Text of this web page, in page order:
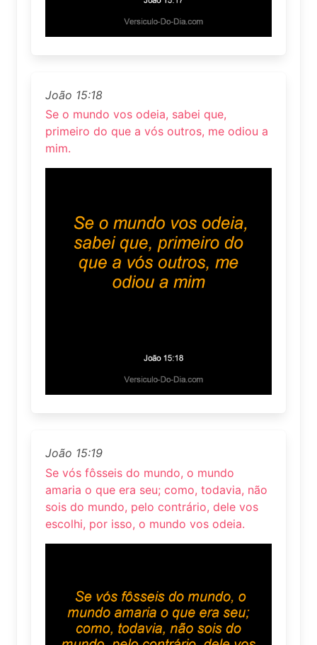
João 15:18
Se o mundo vos odeia, sabei que,
primeiro do que a vós outros, me odiou a
mim.
João 15:19
Se vós fôsseis do mundo, o mundo
amaria o que era seu; como, todavia, não
sois do mundo, pelo contrário, dele vos
escolhi, por isso, o mundo vos odeia.